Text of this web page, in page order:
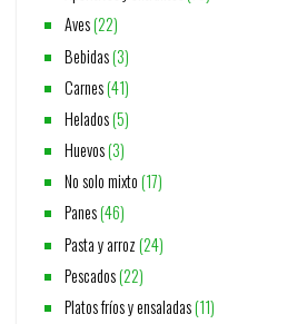
Aves(22)
Bebidas(3)
Carnes(41)
Helados(5)
Huevos(3)
No solo mixto(17)
Panes(46)
Pasta y arroz(24)
Pescados(22)
Platos fríos y ensaladas(11)